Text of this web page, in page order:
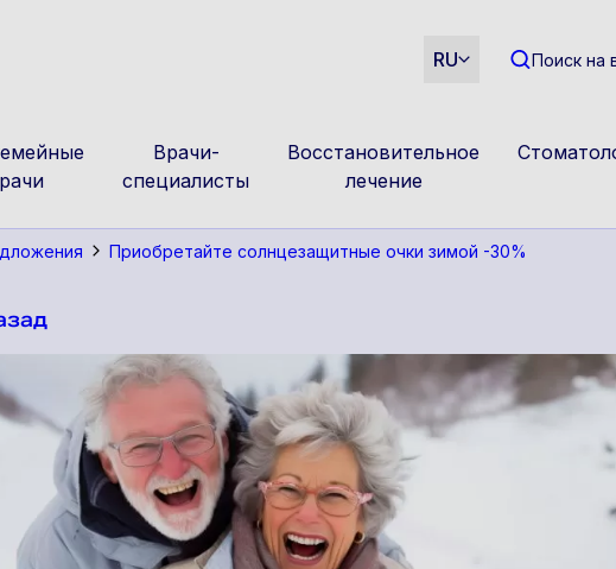
RU Поиск на
Врачи-
специалисты
Восстановительное
лечение
Приобретайте солнцезащитные очки зимой -30%